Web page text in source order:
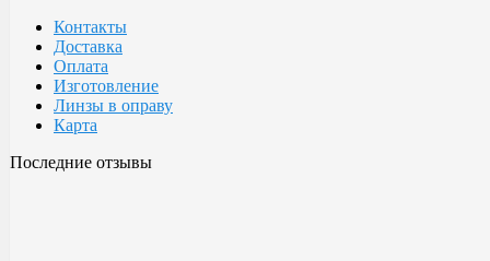
Контакты
Доставка
Оплата
Изготовление
Линзы в оправу
Карта
Последние отзывы